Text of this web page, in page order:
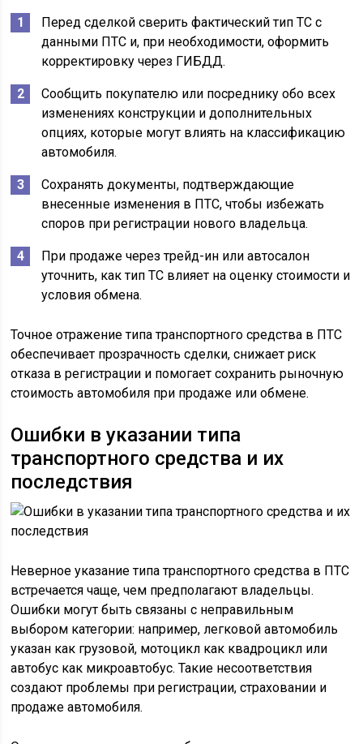
Перед сделкой сверить фактический тип ТС с
данными ПТС и, при необходимости, оформить
корректировку через ГИБДД.
Сообщить покупателю или посреднику обо всех
изменениях конструкции и дополнительных
опциях, которые могут влиять на классификацию
автомобиля.
Сохранять документы, подтверждающие
внесенные изменения в ПТС, чтобы избежать
споров при регистрации нового владельца.
При продаже через трейд-ин или автосалон
уточнить, как тип ТС влияет на оценку стоимости и
условия обмена.
Точное отражение типа транспортного средства в ПТС
обеспечивает прозрачность сделки, снижает риск
отказа в регистрации и помогает сохранить рыночную
стоимость автомобиля при продаже или обмене.
Ошибки в указании типа
транспортного средства и их
последствия
Неверное указание типа транспортного средства в ПТС
встречается чаще, чем предполагают владельцы.
Ошибки могут быть связаны с неправильным
выбором категории: например, легковой автомобиль
указан как грузовой, мотоцикл как квадроцикл или
автобус как микроавтобус. Такие несоответствия
создают проблемы при регистрации, страховании и
продаже автомобиля.